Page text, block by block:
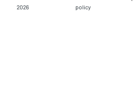
2026
policy